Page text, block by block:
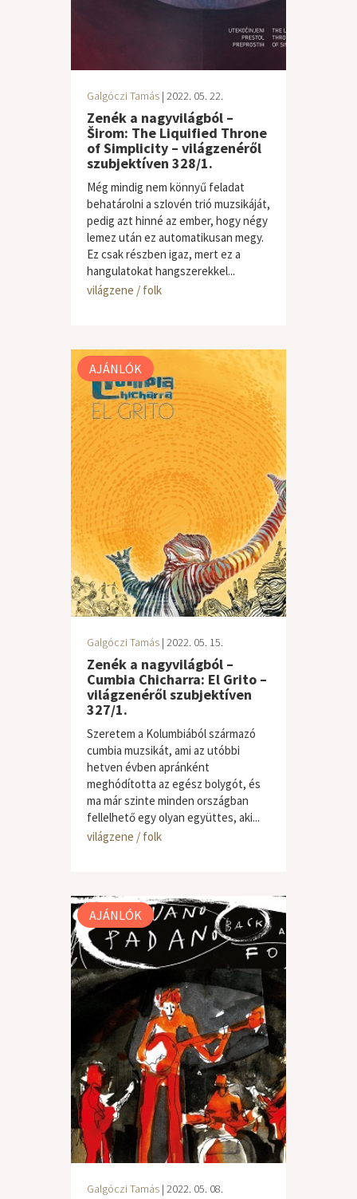
Galgóczi Tamás | 2022. 05. 22.
Zenék a nagyvilágból –
Širom: The Liquified Throne
of Simplicity – világzenéről
szubjektíven 328/1.
Még mindig nem könnyű feladat
behatárolni a szlovén trió muzsikáját,
pedig azt hinné az ember, hogy négy
lemez után ez automatikusan megy.
Ez csak részben igaz, mert ez a
hangulatokat hangszerekkel...
világzene / folk
AJÁNLÓK
Galgóczi Tamás | 2022. 05. 15.
Zenék a nagyvilágból –
Cumbia Chicharra: El Grito –
világzenéről szubjektíven
327/1.
Szeretem a Kolumbiából származó
cumbia muzsikát, ami az utóbbi
hetven évben apránként
meghódította az egész bolygót, és
ma már szinte minden országban
fellelhető egy olyan együttes, aki...
világzene / folk
AJÁNLÓK
Galgóczi Tamás | 2022. 05. 08.